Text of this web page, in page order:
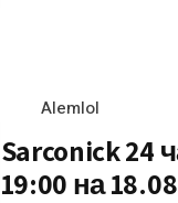
Alemlol
Sarconick 24
19:00 на